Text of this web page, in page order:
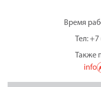
Время
Тел: +7
Также